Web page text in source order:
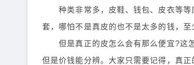
种类非常多，皮鞋、钱包、皮衣等等
套，哪怕不是真皮的也不是太多的钱，至
但是真正的皮怎么会有那么便宜?这怎
但是价钱能分辨。大家只需要记得，真